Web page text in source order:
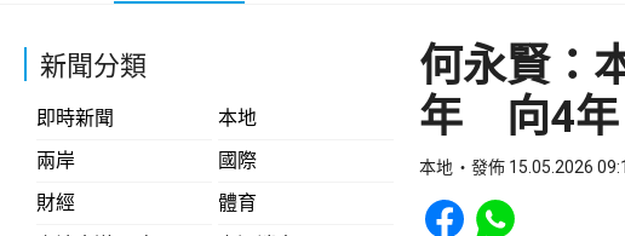
新聞分類
即時新聞
本地
兩岸
國際
財經
體育
何永賢：
年 向4年
本地 發佈 15.05.2026
Share to Facebook
Share to WhatsApp